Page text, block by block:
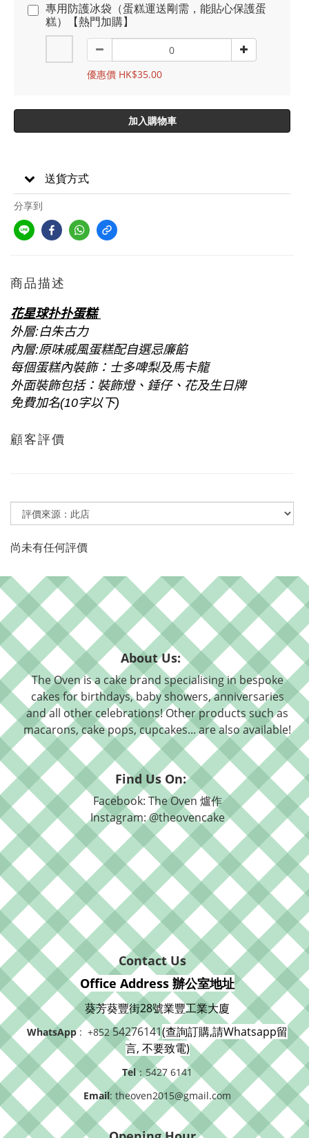
專用防護冰袋（蛋糕運送剛需，能貼心保護蛋
糕）【熱門加購】
優惠價 HK$35.00
加入購物車
送貨方式
分享到
商品描述
花星球扑扑蛋糕
外層:白朱古力
內層:原味戚風蛋糕配自選忌廉餡
每個蛋糕內裝飾：士多啤梨及馬卡龍
外面裝飾包括：裝飾燈、錘仔、花及生日牌
免費加名(10字以下)
顧客評價
尚未有任何評價
About Us:
The Oven is a cake brand specialising in bespoke
cakes for birthdays, baby showers, anniversaries
and all other celebrations! Other products such as
macarons, cake pops, cupcakes... are also available!
Find Us On:
Facebook: The Oven 爐作
Instagram: @theovencake
Contact Us
Office Address 辦公室地址
葵芳葵豐街28號業豐工業大廈
WhatsApp: +85254276141(查詢訂購,請Whatsapp留
言, 不要致電)
Tel：5427 6141
Email: theoven2015@gmail.com